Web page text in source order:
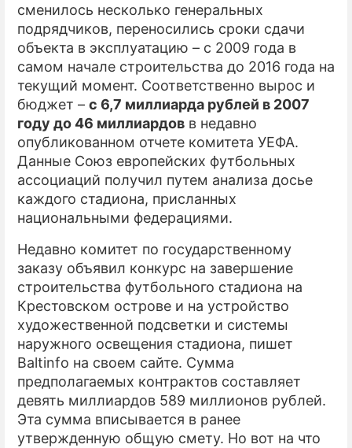
сменилось несколько генеральных
подрядчиков, переносились сроки сдачи
объекта в эксплуатацию – с 2009 года в
самом начале строительства до 2016 года на
текущий момент. Соответственно вырос и
бюджет – с 6,7 миллиарда рублей в 2007
году до 46 миллиардов в недавно
опубликованном отчете комитета УЕФА.
Данные Союз европейских футбольных
ассоциаций получил путем анализа досье
каждого стадиона, присланных
национальными федерациями.
Недавно комитет по государственному
заказу объявил конкурс на завершение
строительства футбольного стадиона на
Крестовском острове и на устройство
художественной подсветки и системы
наружного освещения стадиона, пишет
Baltinfo на своем сайте. Сумма
предполагаемых контрактов составляет
девять миллиардов 589 миллионов рублей.
Эта сумма вписывается в ранее
утвержденную общую смету. Но вот на что